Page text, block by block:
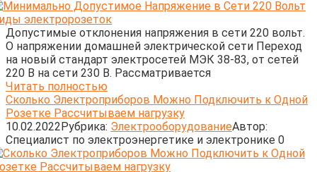
Допустимые отклонения напряжения в сети 220 вольт.
О напряжении домашней электрической сети Переход
на новый стандарт электросетей МЭК 38-83, от сетей
220 В на сети 230 В. Рассматривается
Читать полностью
Сколько Электроприборов Можно Подключить к Одной
Розетке Рассчитываем нагрузку
10.02.2022Рубрика: ЭлектрооборудованиеАвтор:
Cпециалист по электроэнергетике и электронике 0